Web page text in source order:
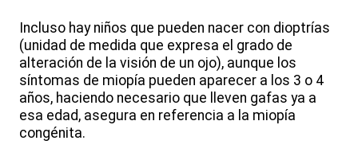
Incluso hay niños que pueden nacer con dioptrías
(unidad de medida que expresa el grado de
alteración de la visión de un ojo), aunque los
síntomas de miopía pueden aparecer a los 3 o 4
años, haciendo necesario que lleven gafas ya a
esa edad, asegura en referencia a la miopía
congénita.